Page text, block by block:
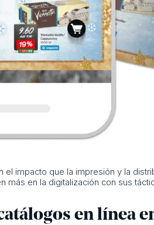
el impacto que la impresión y la
más en la digitalización con sus
en línea